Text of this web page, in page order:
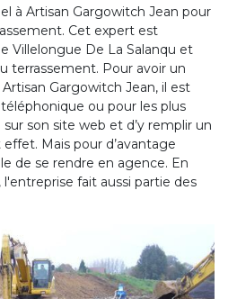
à Artisan Gargowitch Jean pour
Cet expert est
Villelongue De La Salanqu et
terrassement. Pour avoir un
Gargowitch Jean, il est
ou pour les plus
son site web et d’y remplir un
Mais pour d’avantage
de se rendre en agence. En
fait aussi partie des